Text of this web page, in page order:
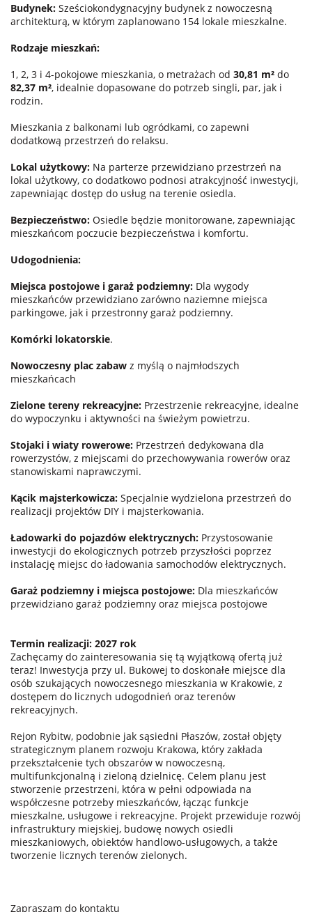
Budynek: Sześciokondygnacyjny budynek z nowoczesną
architekturą, w którym zaplanowano 154 lokale mieszkalne.
Rodzaje mieszkań:
1, 2, 3 i 4-pokojowe mieszkania, o metrażach od 30,81 m² do
82,37 m², idealnie dopasowane do potrzeb singli, par, jak i
rodzin.
Mieszkania z balkonami lub ogródkami, co zapewni
dodatkową przestrzeń do relaksu.
Lokal użytkowy: Na parterze przewidziano przestrzeń na
lokal użytkowy, co dodatkowo podnosi atrakcyjność inwestycji,
zapewniając dostęp do usług na terenie osiedla.
Bezpieczeństwo: Osiedle będzie monitorowane, zapewniając
mieszkańcom poczucie bezpieczeństwa i komfortu.
Udogodnienia:
Miejsca postojowe i garaż podziemny: Dla wygody
mieszkańców przewidziano zarówno naziemne miejsca
parkingowe, jak i przestronny garaż podziemny.
Komórki lokatorskie.
Nowoczesny plac zabaw z myślą o najmłodszych
mieszkańcach
Zielone tereny rekreacyjne: Przestrzenie rekreacyjne, idealne
do wypoczynku i aktywności na świeżym powietrzu.
Stojaki i wiaty rowerowe: Przestrzeń dedykowana dla
rowerzystów, z miejscami do przechowywania rowerów oraz
stanowiskami naprawczymi.
Kącik majsterkowicza: Specjalnie wydzielona przestrzeń do
realizacji projektów DIY i majsterkowania.
Ładowarki do pojazdów elektrycznych: Przystosowanie
inwestycji do ekologicznych potrzeb przyszłości poprzez
instalację miejsc do ładowania samochodów elektrycznych.
Garaż podziemny i miejsca postojowe: Dla mieszkańców
przewidziano garaż podziemny oraz miejsca postojowe
Termin realizacji: 2027 rok
Zachęcamy do zainteresowania się tą wyjątkową ofertą już
teraz! Inwestycja przy ul. Bukowej to doskonałe miejsce dla
osób szukających nowoczesnego mieszkania w Krakowie, z
dostępem do licznych udogodnień oraz terenów
rekreacyjnych.
Rejon Rybitw, podobnie jak sąsiedni Płaszów, został objęty
strategicznym planem rozwoju Krakowa, który zakłada
przekształcenie tych obszarów w nowoczesną,
multifunkcjonalną i zieloną dzielnicę. Celem planu jest
stworzenie przestrzeni, która w pełni odpowiada na
współczesne potrzeby mieszkańców, łącząc funkcje
mieszkalne, usługowe i rekreacyjne. Projekt przewiduje rozwój
infrastruktury miejskiej, budowę nowych osiedli
mieszkaniowych, obiektów handlowo-usługowych, a także
tworzenie licznych terenów zielonych.
Zapraszam do kontaktu